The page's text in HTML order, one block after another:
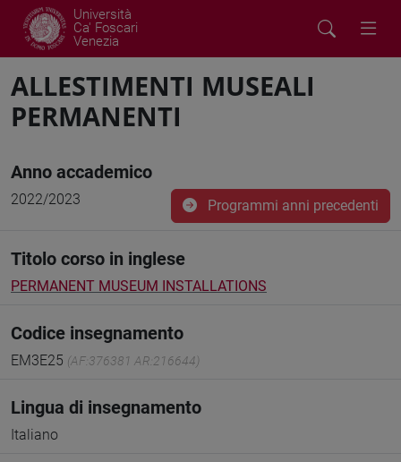
Università
Ca' Foscari
Venezia
ALLESTIMENTI MUSEALI
PERMANENTI
Anno accademico
2022/2023 Programmi anni precedenti
Titolo corso in inglese
PERMANENT MUSEUM INSTALLATIONS
Codice insegnamento
EM3E25 (AF:376381 AR:216644)
Lingua di insegnamento
Italiano